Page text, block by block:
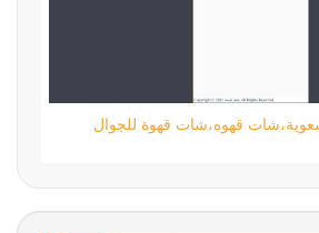
قهوه،شات قهوة للجوال